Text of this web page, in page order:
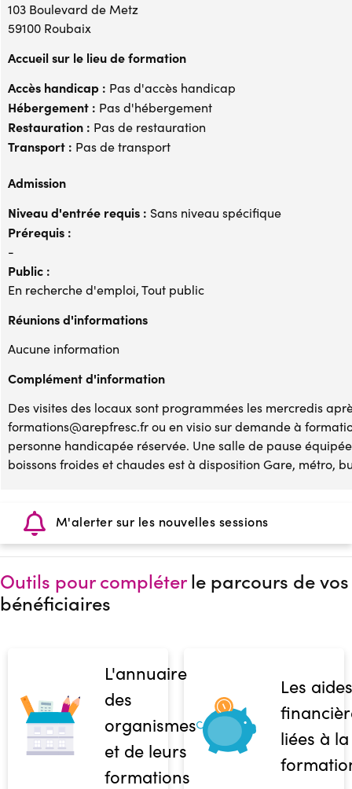
103 Boulevard de Metz
59100 Roubaix
Accueil sur le lieu de formation
Accès handicap : Pas d'accès handicap
Hébergement : Pas d'hébergement
Restauration : Pas de restauration
Transport : Pas de transport
Admission
Niveau d'entrée requis : Sans niveau spécifique
Prérequis :
-
Public :
En recherche d'emploi, Tout public
Réunions d'informations
Aucune information
Complément d'information
Des visites des locaux sont programmées les mercredis
formations@arepfresc.fr ou en visio sur demande à
personne handicapée réservée. Une salle de pause
boissons froides et chaudes est à disposition Gare, métro,
M'alerter sur les nouvelles sessions
Outils pour compléterle parcours de vos
bénéficiaires
L'annuaire
des
organismes
et de leurs
formations
Les aides
liées à la